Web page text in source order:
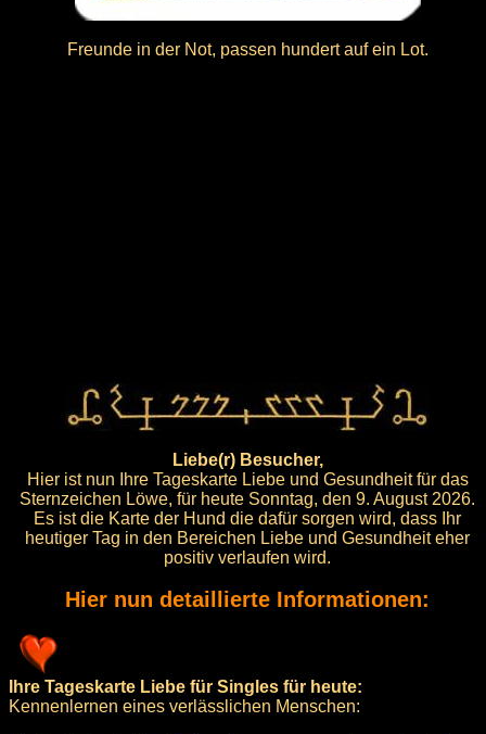
Freunde in der Not, passen hundert auf ein Lot.
Liebe(r) Besucher,
Hier ist nun Ihre Tageskarte Liebe und Gesundheit für das
Sternzeichen Löwe, für heute Sonntag, den 9. August 2026.
Es ist die Karte der Hund die dafür sorgen wird, dass Ihr
heutiger Tag in den Bereichen Liebe und Gesundheit eher
positiv verlaufen wird.
Hier nun detaillierte Informationen:
Ihre Tageskarte Liebe für Singles für heute:
Kennenlernen eines verlässlichen Menschen: